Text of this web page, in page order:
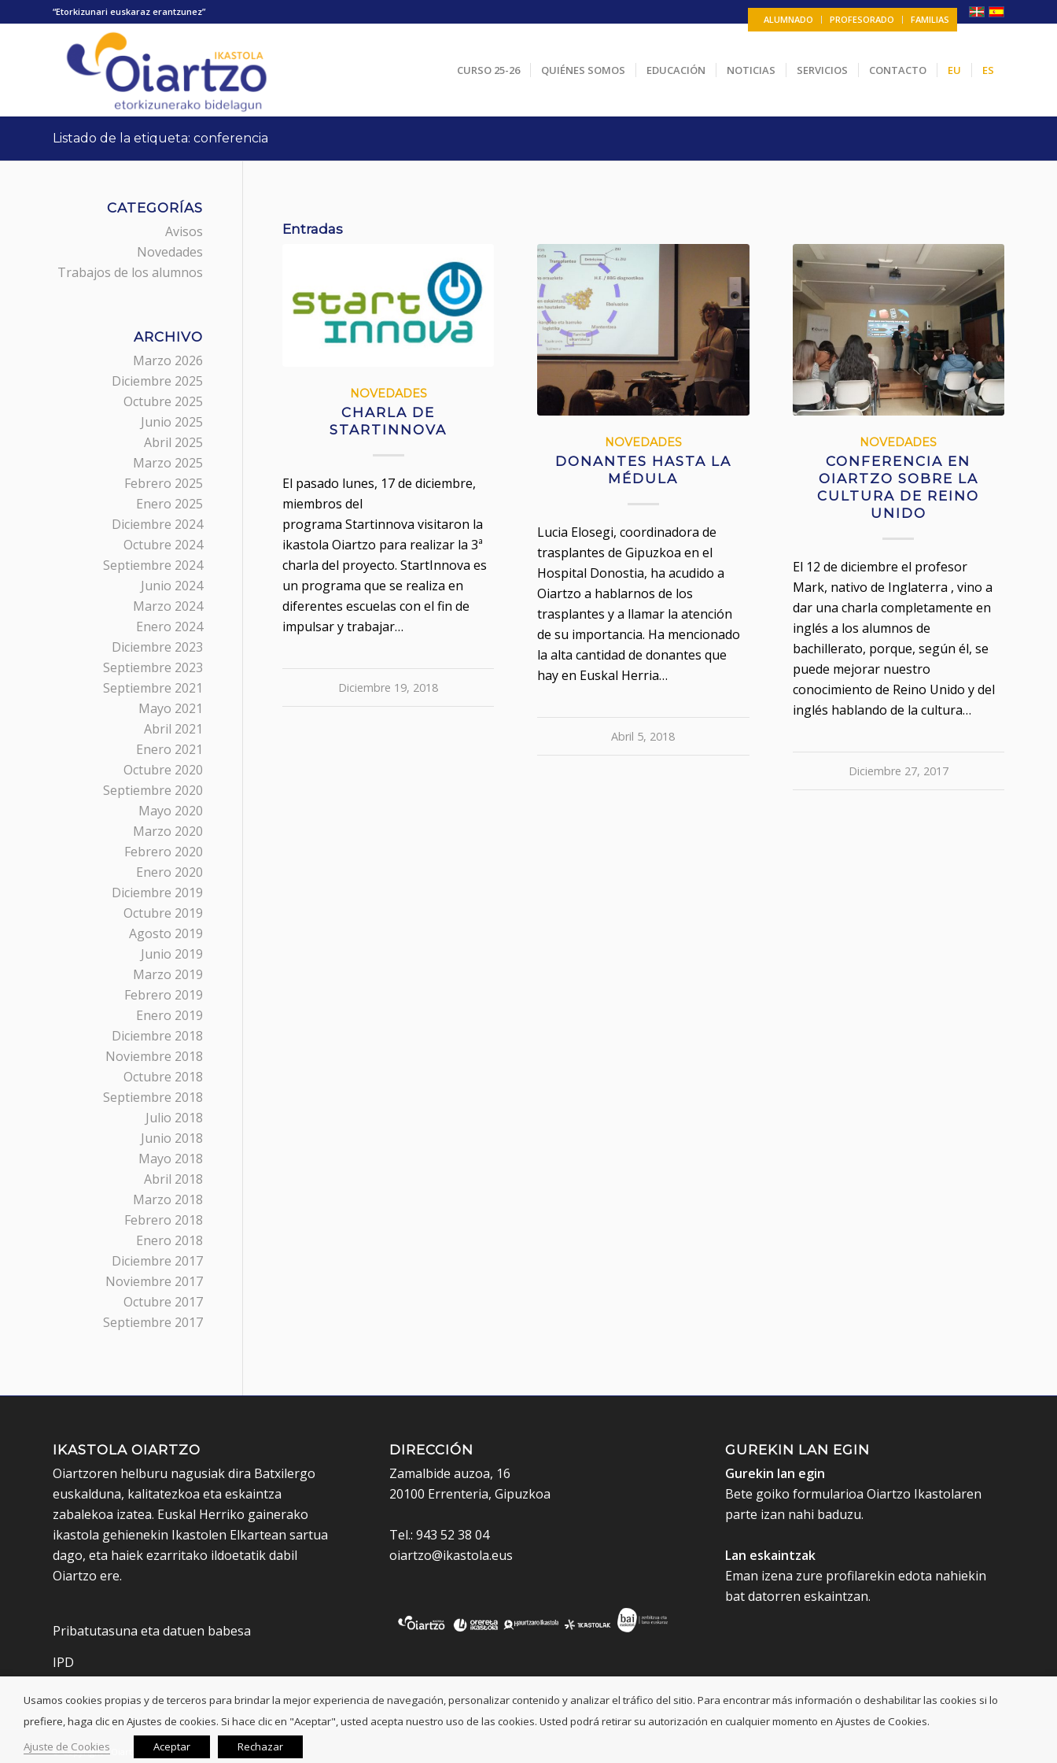
ALUMNADO PROFESORADO FAMILIAS
“Etorkizunari euskaraz erantzunez”
CURSO 25-26 QUIÉNES SOMOS EDUCACIÓN NOTICIAS SERVICIOS CONTACTO EU ES
Listado de la etiqueta: conferencia
Entradas
NOVEDADES
CHARLA DE
STARTINNOVA
El pasado lunes, 17 de diciembre,
miembros del
programa Startinnova visitaron la
ikastola Oiartzo para realizar la 3ª
charla del proyecto. StartInnova es
un programa que se realiza en
diferentes escuelas con el fin de
impulsar y trabajar…
Diciembre 19, 2018
NOVEDADES
DONANTES HASTA LA
MÉDULA
Lucia Elosegi, coordinadora de
trasplantes de Gipuzkoa en el
Hospital Donostia, ha acudido a
Oiartzo a hablarnos de los
trasplantes y a llamar la atención
de su importancia. Ha mencionado
la alta cantidad de donantes que
hay en Euskal Herria…
Abril 5, 2018
NOVEDADES
CONFERENCIA EN
OIARTZO SOBRE LA
CULTURA DE REINO
UNIDO
El 12 de diciembre el profesor
Mark, nativo de Inglaterra , vino a
dar una charla completamente en
inglés a los alumnos de
bachillerato, porque, según él, se
puede mejorar nuestro
conocimiento de Reino Unido y del
inglés hablando de la cultura…
Diciembre 27, 2017
CATEGORÍAS
Avisos
Novedades
Trabajos de los alumnos
ARCHIVO
Marzo 2026
Diciembre 2025
Octubre 2025
Junio 2025
Abril 2025
Marzo 2025
Febrero 2025
Enero 2025
Diciembre 2024
Octubre 2024
Septiembre 2024
Junio 2024
Marzo 2024
Enero 2024
Diciembre 2023
Septiembre 2023
Septiembre 2021
Mayo 2021
Abril 2021
Enero 2021
Octubre 2020
Septiembre 2020
Mayo 2020
Marzo 2020
Febrero 2020
Enero 2020
Diciembre 2019
Octubre 2019
Agosto 2019
Junio 2019
Marzo 2019
Febrero 2019
Enero 2019
Diciembre 2018
Noviembre 2018
Octubre 2018
Septiembre 2018
Julio 2018
Junio 2018
Mayo 2018
Abril 2018
Marzo 2018
Febrero 2018
Enero 2018
Diciembre 2017
Noviembre 2017
Octubre 2017
Septiembre 2017
IKASTOLA OIARTZO
Oiartzoren helburu nagusiak dira Batxilergo
euskalduna, kalitatezkoa eta eskaintza
zabalekoa izatea. Euskal Herriko gainerako
ikastola gehienekin Ikastolen Elkartean sartua
dago, eta haiek ezarritako ildoetatik dabil
Oiartzo ere.
Pribatutasuna eta datuen babesa
IPD
DIRECCIÓN
Zamalbide auzoa, 16
20100 Errenteria, Gipuzkoa
Tel.: 943 52 38 04
oiartzo@ikastola.eus
GUREKIN LAN EGIN
Gurekin lan egin
Bete goiko formularioa Oiartzo Ikastolaren
parte izan nahi baduzu.
Lan eskaintzak
Eman izena zure profilarekin edota nahiekin
bat datorren eskaintzan.
© Copyright - Oiartzo Ikastola
Usamos cookies propias y de terceros para brindar la mejor experiencia de navegación, personalizar contenido y analizar el tráfico del sitio. Para encontrar más información o deshabilitar las cookies si lo
prefiere, haga clic en Ajustes de cookies. Si hace clic en "Aceptar", usted acepta nuestro uso de las cookies. Usted podrá retirar su autorización en cualquier momento en Ajustes de Cookies.
Ajuste de Cookies
Aceptar Rechazar